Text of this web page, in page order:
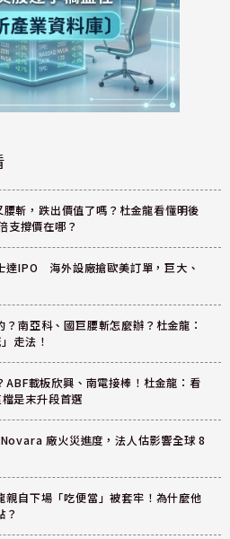
斬，跌出價值了嗎？杜金龍看懂明後
支撐價在哪？
達IPO 海外設廠搶歐美訂單，巨大、
？南亞科、國巨腰斬怎麼辦？杜金龍：
走法！
ABF載板欣興、南電接棒！杜金龍：看
是末升段首選
廠火災進度，法人估影響全球 8
親自下場「吃便當」被套牢！為什麼他
？